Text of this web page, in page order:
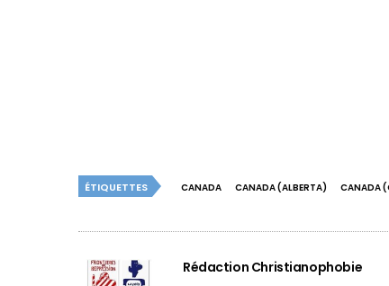
ÉTIQUETTES CANADA CANADA (ALBERTA) CANADA
Rédaction Christianophobie